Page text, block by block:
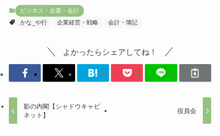
ビジネス・企業・会計
かな_や行
企業経営・戦略 会計・簿記
よかったらシェアしてね！
影の内閣【シャドウキャビ
ネット】
役員会